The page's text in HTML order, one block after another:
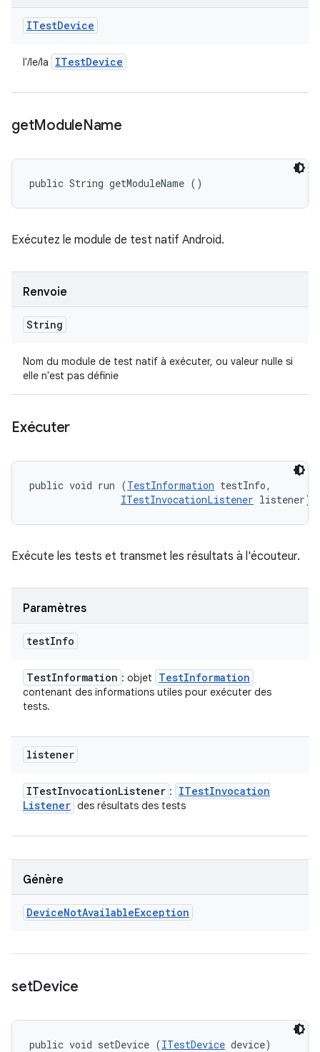
ITestDevice
l'/le/la ITestDevice
getModuleName
public String getModuleName ()
Exécutez le module de test natif Android.
Renvoie
String
Nom du module de test natif à exécuter, ou valeur nulle si
elle n'est pas définie
Exécuter
public void run (TestInformation testInfo,
ITestInvocationListener listener)
Exécute les tests et transmet les résultats à l'écouteur.
Paramètres
testInfo
TestInformation : objet TestInformation
contenant des informations utiles pour exécuter des
tests.
listener
ITestInvocationListener : ITestInvocation
Listener des résultats des tests
Génère
DeviceNotAvailableException
setDevice
public void setDevice (ITestDevice device)